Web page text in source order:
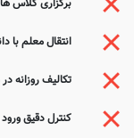
قابل ارائه توسط
خود، اقدام به برگزاری
برگزاری کلاس
انتقال معلم با
تکالیف روزانه
کنترل دقیق